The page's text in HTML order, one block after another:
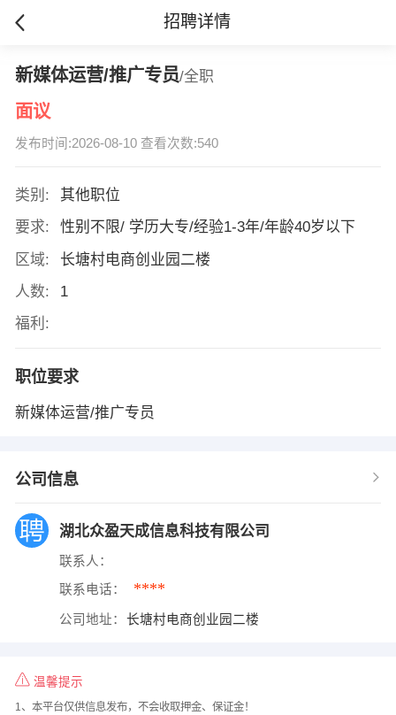
招聘详情
新媒体运营/推广专员/全职
面议
发布时间:2026-08-10 查看次数:540
类别:
其他职位
要求:
性别不限/ 学历大专/经验1-3年/年龄40岁以下
区域:
长塘村电商创业园二楼
人数:
1
福利:
职位要求
新媒体运营/推广专员
公司信息
湖北众盈天成信息科技有限公司
联系人：
联系电话： ****
公司地址： 长塘村电商创业园二楼
温馨提示
1、本平台仅供信息发布，不会收取押金、保证金！